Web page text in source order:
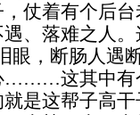
仗着有个后
、落难之人
眼，断肠人遇
………这其中有
是这帮子高